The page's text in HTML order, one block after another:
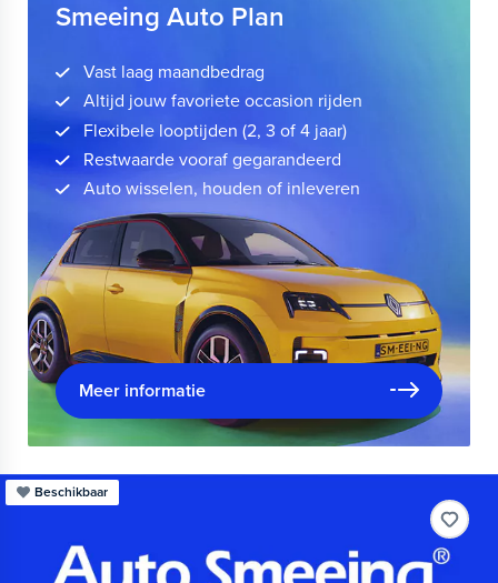
Smeeing Auto Plan
Vast laag maandbedrag
Altijd jouw favoriete occasion rijden
Flexibele looptijden (2, 3 of 4 jaar)
Restwaarde vooraf gegarandeerd
Auto wisselen, houden of inleveren
Meer informatie
Beschikbaar